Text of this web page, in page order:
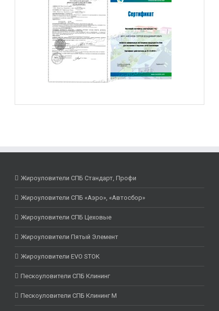
Жироуловители СПБ Стандарт, Профи
Жироуловители СПБ «Аэро», «Автосбор»
Жироуловители СПБ Цеховые
Жироуловители Пятый Элемент
Жироуловители EVO STOK
Пескоуловители СПБ Клининг
Пескоуловители СПБ Клининг М